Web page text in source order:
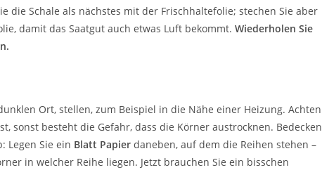
die Schale als nächstes mit der Frischhaltefolie; stechen Sie aber
damit das Saatgut auch etwas Luft bekommt. Wiederholen Sie
Ort, stellen, zum Beispiel in die Nähe einer Heizung. Achten
sonst besteht die Gefahr, dass die Körner austrocknen. Bedecken
Legen Sie ein Blatt Papier daneben, auf dem die Reihen stehen –
in welcher Reihe liegen. Jetzt brauchen Sie ein bisschen